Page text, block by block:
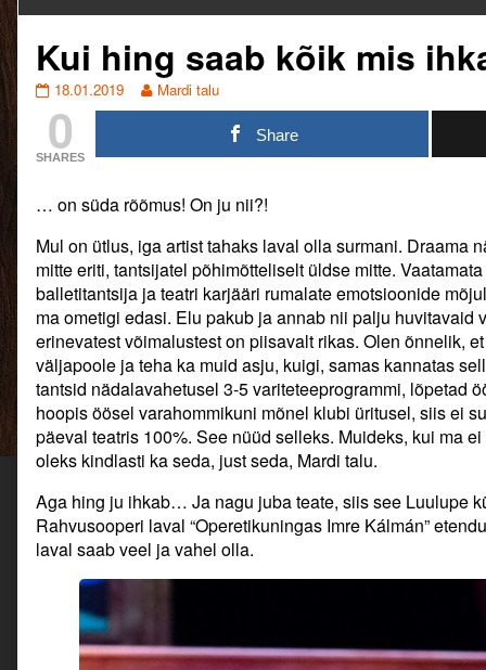
Kui hing saab kõik mis
Kui
saab
kõik
mis
published
18.01.2019
Read
more
of
hing
saab
kõik
mis
ihkab…,
Mardi talu
0
SHARES
Share
… on süda rõõmus! On ju nii?!
Mul on ütlus, iga artist tahaks laval olla surmani. Draama
mitte eriti, tantsijatel põhimõtteliselt üldse mitte.
balletitantsija ja teatri karjääri rumalate emotsioonide
ma ometigi edasi. Elu pakub ja annab nii palju huvitavaid
erinevatest võimalustest on piisavalt rikas. Olen õnnelik,
väljapoole ja teha ka muid asju, kuigi, samas kannatas
tantsid nädalavahetusel 3-5 variteteeprogrammi, lõpetad
hoopis öösel varahommikuni mõnel klubi üritusel, siis ei
päeval teatris 100%. See nüüd selleks. Muideks, kui ma
oleks kindlasti ka seda, just seda, Mardi talu.
Aga hing ju ihkab… Ja nagu juba teate, siis see Luulupe
Rahvusooperi laval “Operetikuningas Imre Kálmán”
laval saab veel ja vahel olla.